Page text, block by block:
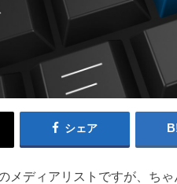
シェア
メディアリストですが、ち